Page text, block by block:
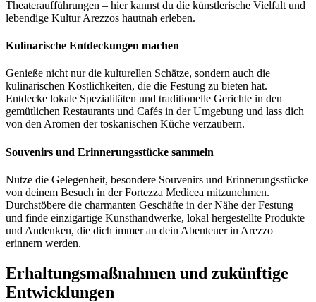
Theateraufführungen – hier kannst du die künstlerische Vielfalt und
lebendige Kultur Arezzos hautnah erleben.
Kulinarische Entdeckungen machen
Genieße nicht nur die kulturellen Schätze, sondern auch die
kulinarischen Köstlichkeiten, die die Festung zu bieten hat.
Entdecke lokale Spezialitäten und traditionelle Gerichte in den
gemütlichen Restaurants und Cafés in der Umgebung und lass dich
von den Aromen der toskanischen Küche verzaubern.
Souvenirs und Erinnerungsstücke sammeln
Nutze die Gelegenheit, besondere Souvenirs und Erinnerungsstücke
von deinem Besuch in der Fortezza Medicea mitzunehmen.
Durchstöbere die charmanten Geschäfte in der Nähe der Festung
und finde einzigartige Kunsthandwerke, lokal hergestellte Produkte
und Andenken, die dich immer an dein Abenteuer in Arezzo
erinnern werden.
Erhaltungsmaßnahmen und zukünftige
Entwicklungen